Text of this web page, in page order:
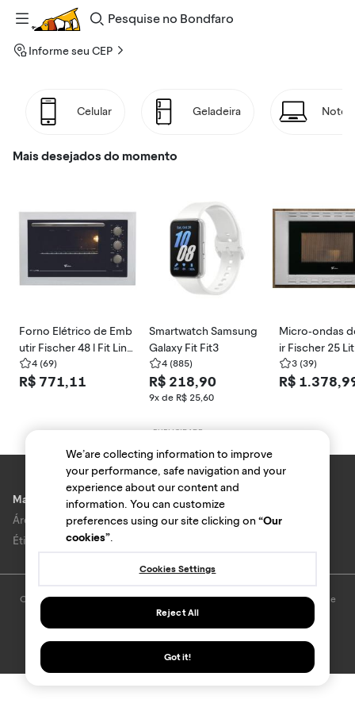
Pesquise
Bondfaro
Informe seu CEP
Celular Geladeira
Mais desejados do momento
Forno Elétrico de Emb
utir Fischer 48 l Fit Line
34493-9548
4 (69)
R$ 771,11
Smartwatch Samsung
Galaxy Fit Fit3
4 (885)
R$ 218,90
9x de R$ 25,60
Micro-ondas
ir Fischer 25
ne 25873-
3 (39)
R$
Marcas e lojas
Área do anunciante
Ética e Integridade
O uso deste site está sujeito aos termos e condições doTermo de Uso
e
Política de privacidade
We’are collecting information to improve
your performance, safe navigation and your
experience about our content and
information. You can customize
preferences using our site clicking on“Our
cookies”.
Cookies Settings
Reject All
Got it!